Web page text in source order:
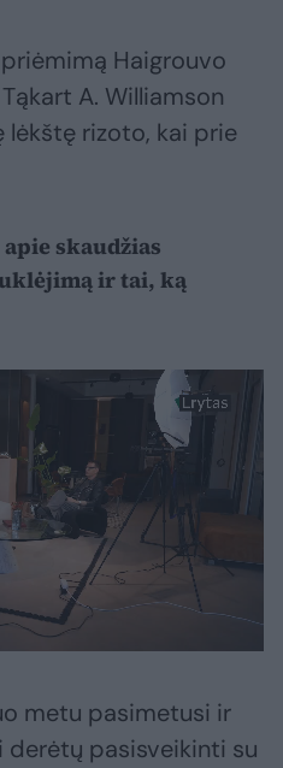
Haigrouvo
A. Williamson
lėkštę rizoto, kai prie
skaudžias
ir tai, ką
metu pasimetusi ir
derėtų pasisveikinti su